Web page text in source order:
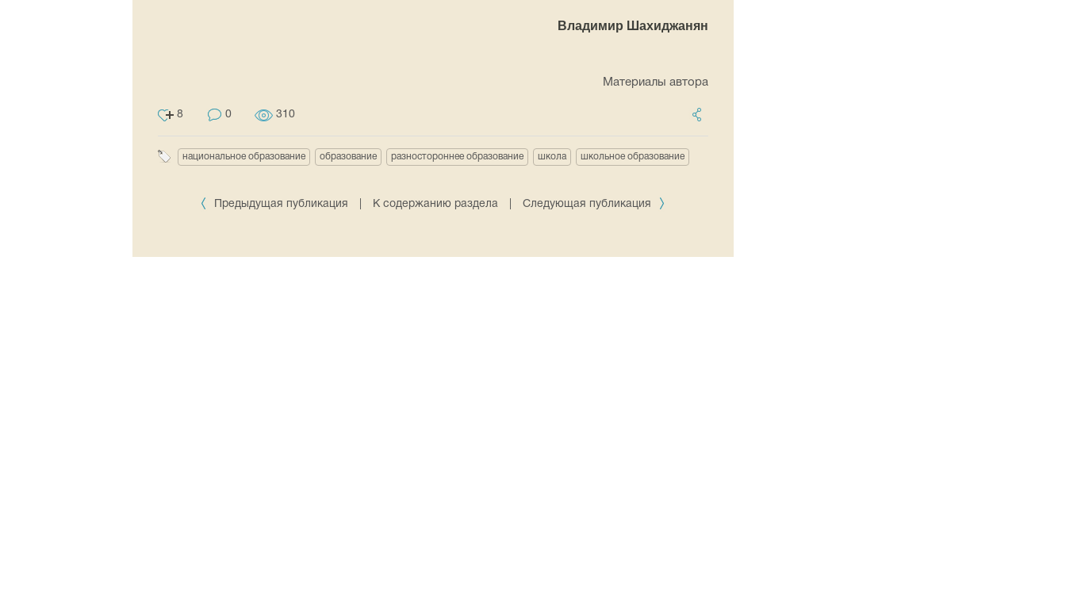
Владимир Шахиджанян
Материалы автора
8 0 310
национальное образование образование разностороннее образование школа школьное образование
Предыдущая публикация К содержанию раздела Следующая публикация